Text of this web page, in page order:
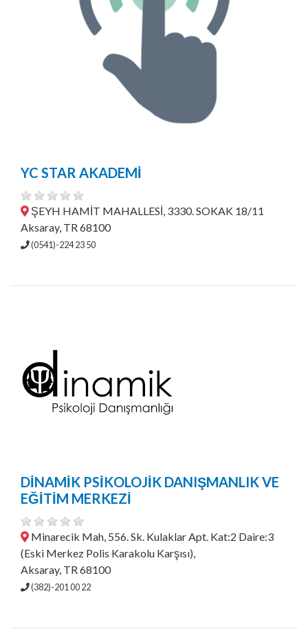
YC STAR AKADEMİ
ŞEYH HAMİT MAHALLESİ, 3330. SOKAK 18/11
Aksaray, TR 68100
(0541)-224 23 50
DİNAMİK PSİKOLOJİK DANIŞMANLIK VE
EĞİTİM MERKEZİ
Minarecik Mah, 556. Sk. Kulaklar Apt. Kat:2 Daire:3
(Eski Merkez Polis Karakolu Karşısı),
Aksaray, TR 68100
(382)-201 00 22